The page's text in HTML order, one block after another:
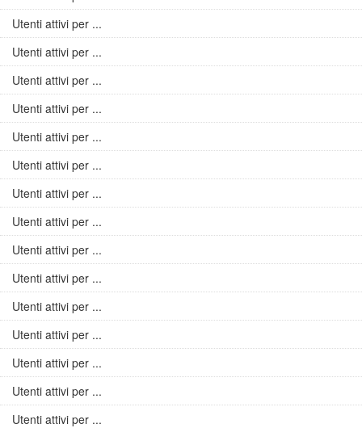
Utenti attivi per ...
Utenti attivi per ...
Utenti attivi per ...
Utenti attivi per ...
Utenti attivi per ...
Utenti attivi per ...
Utenti attivi per ...
Utenti attivi per ...
Utenti attivi per ...
Utenti attivi per ...
Utenti attivi per ...
Utenti attivi per ...
Utenti attivi per ...
Utenti attivi per ...
Utenti attivi per ...